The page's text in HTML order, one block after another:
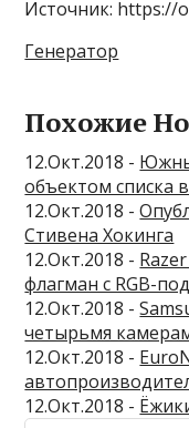
Источник: https://
Генератор
Похожие
12.Окт.2018 -
объектом списка
12.Окт.2018 -
Стивена Хокинга
12.Окт.2018 -
флагман с RGB-
12.Окт.2018 -
четырьмя
12.Окт.2018 -
12.Окт.2018 -